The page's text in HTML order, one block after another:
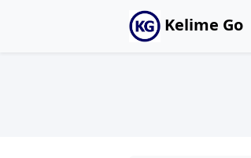
Kelime Go